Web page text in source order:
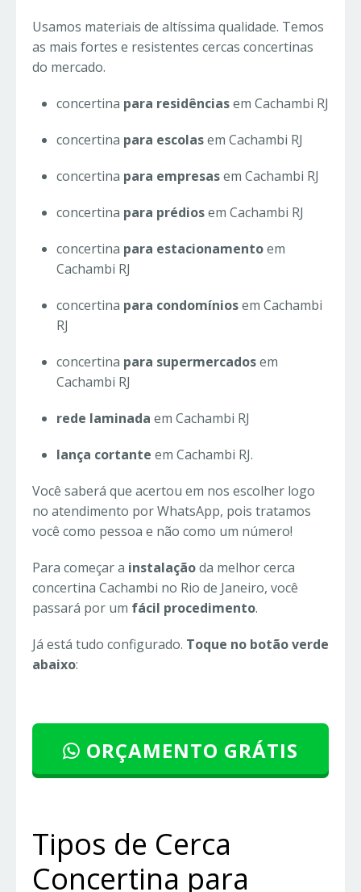
Usamos materiais de altíssima qualidade. Temos
as mais fortes e resistentes cercas concertinas
do mercado.
concertina para residênciasem Cachambi RJ
concertina para escolasem Cachambi RJ
concertina para empresasem Cachambi RJ
concertina para prédiosem Cachambi RJ
concertina para estacionamentoem
Cachambi RJ
concertina para condomíniosem Cachambi
RJ
concertina para supermercadosem
Cachambi RJ
rede laminada em Cachambi RJ
lança cortante em Cachambi RJ.
Você saberá que acertou em nos escolher logo
no atendimento por WhatsApp, pois tratamos
você como pessoa e não como um número!
Para começar a instalaçãoda melhor cerca
concertina Cachambi no Rio de Janeiro, você
passará por um fácil procedimento.
Já está tudo configurado. Toque no botão verde
abaixo:
ORÇAMENTO GRÁTIS
Tipos de Cerca
Concertina para